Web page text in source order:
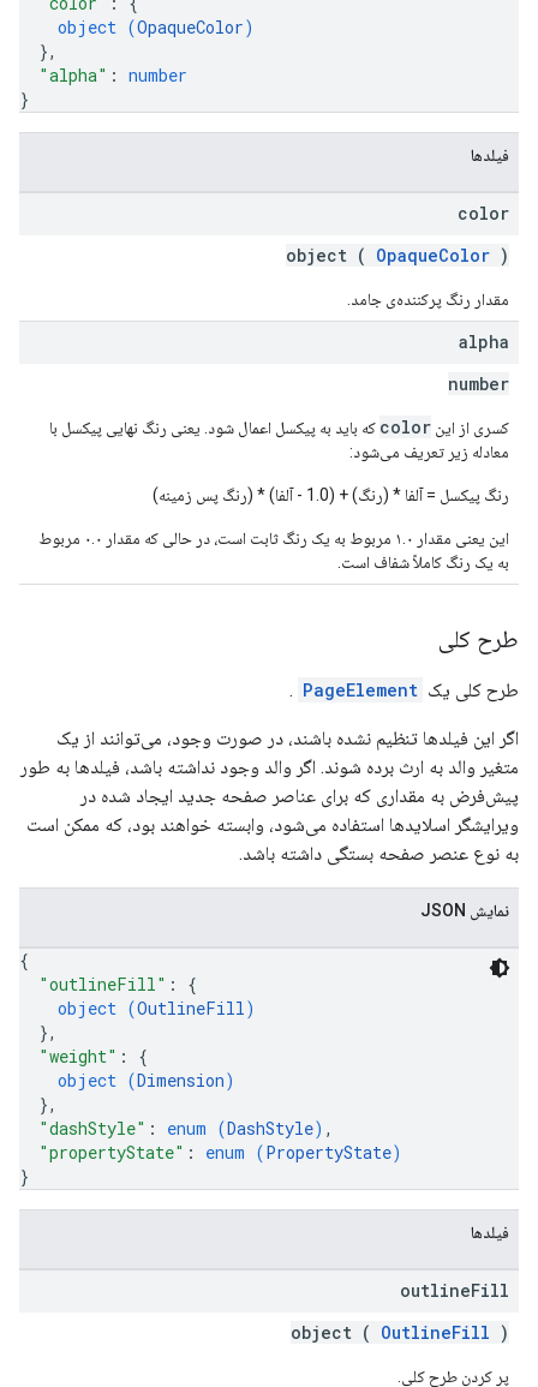
object (OpaqueColor)
},
"alpha" : number
}
فیلدها
color
object ( OpaqueColor )
مقدار رنگ پرکننده‌ی جامد.
alpha
number
کسری از این color که باید به پیکسل اعمال شود. یعنی رنگ نهایی پیکسل با
معادله زیر تعریف می‌شود:
رنگ پیکسل = آلفا * (رنگ) + (1.0 - آلفا) * (رنگ پس زمینه)
این یعنی مقدار ۱.۰ مربوط به یک رنگ ثابت است، در حالی که مقدار ۰.۰ مربوط
به یک رنگ کاملاً شفاف است.
طرح کلی
طرح کلی یک PageElement
.
اگر این فیلدها تنظیم نشده باشند، در صورت وجود، می‌توانند از یک
متغیر والد به ارث برده شوند. اگر والد وجود نداشته باشد، فیلدها به طور
پیش‌فرض به مقداری که برای عناصر صفحه جدید ایجاد شده در
ویرایشگر اسلایدها استفاده می‌شود، وابسته خواهند بود، که ممکن است
به نوع عنصر صفحه بستگی داشته باشد.
نمایش JSON
{
"outlineFill" : {
object (OutlineFill)
},
"weight" : {
object (Dimension)
},
"dashStyle" : enum (DashStyle) ,
"propertyState" : enum (PropertyState)
}
فیلدها
outlineFill
object ( OutlineFill )
پر کردن طرح کلی.